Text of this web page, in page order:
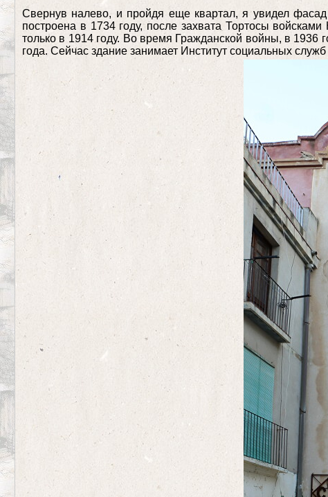
Свернув налево, и пройдя еще квартал, я увидел
построена в 1734 году, после захвата Тортосы
только в 1914 году. Во время Гражданской войны, в 1936
года. Сейчас здание занимает Институт социальных